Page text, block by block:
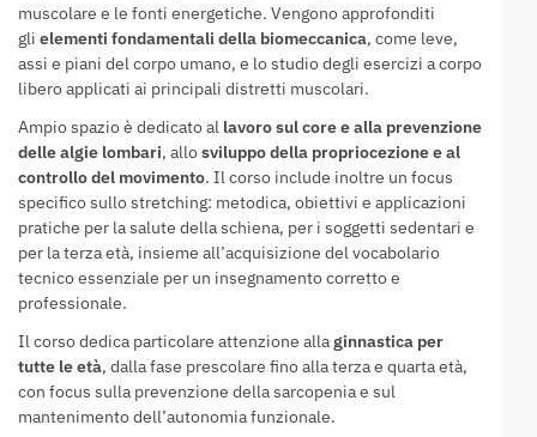
muscolare e le fonti energetiche. Vengono approfonditi
gli elementi fondamentali della biomeccanica, come leve,
assi e piani del corpo umano, e lo studio degli esercizi a corpo
libero applicati ai principali distretti muscolari.
Ampio spazio è dedicato al lavoro sul core e alla prevenzione
delle algie lombari, allosviluppo della propriocezione e al
controllo del movimento. Il corso include inoltre un focus
specifico sullo stretching: metodica, obiettivi e applicazioni
pratiche per la salute della schiena, per i soggetti sedentari e
per la terza età, insieme all’acquisizione del vocabolario
tecnico essenziale per un insegnamento corretto e
professionale.
Il corso dedica particolare attenzione allaginnastica per
tutte le età, dalla fase prescolare fino alla terza e quarta età,
con focus sulla prevenzione della sarcopenia e sul
mantenimento dell’autonomia funzionale.